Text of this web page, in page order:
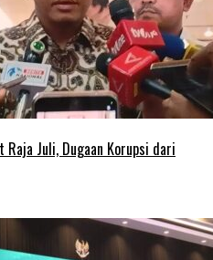
Juli, Dugaan Korupsi dari